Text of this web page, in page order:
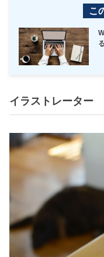
こ
イラストレーター